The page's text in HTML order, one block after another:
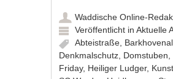
Waddische Online-
Veröffentlicht inAktuelle
Abteistraße
Denkmalschutz Domstuben
Friday, Heiliger Ludger,